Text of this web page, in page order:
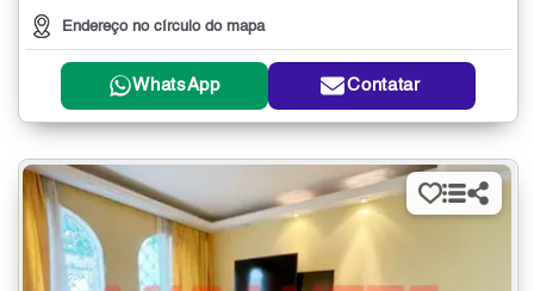
Endereço no círculo do mapa
WhatsApp Contatar